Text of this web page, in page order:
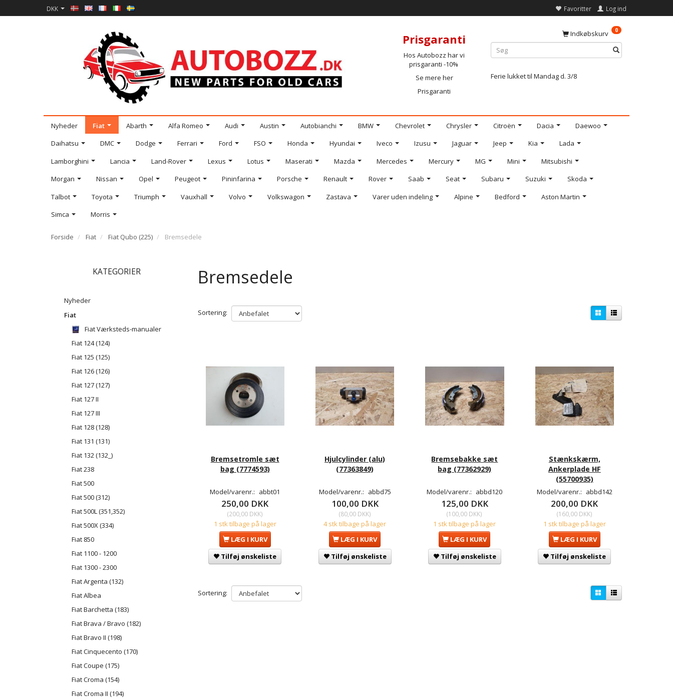
DKK Favoritter Log ind
Prisgaranti
Hos Autobozz har vi
prisgaranti -10%
Se mere her
Prisgaranti
Indkøbskurv 0
Ferie lukket til Mandag d. 3/8
Nyheder Fiat Abarth Alfa Romeo Audi Austin Autobianchi BMW Chevrolet Chrysler Citroën Dacia
Daewoo
Daihatsu
DMC Dodge Ferrari Ford FSO Honda Hyundai Iveco Izusu Jaguar Jeep Kia
Lada
Lamborghini
Lancia Land-Rover Lexus Lotus Maserati Mazda Mercedes Mercury MG Mini
Mitsubishi
Morgan
Nissan Opel Peugeot Pininfarina Porsche Renault Rover Saab Seat Subaru Suzuki
Skoda
Talbot
Toyota Triumph Vauxhall Volvo Volkswagon Zastava Varer uden indeling Alpine Bedford
Aston Martin
Simca
Morris
Forside Fiat Fiat Qubo (225) Bremsedele
KATEGORIER
Nyheder
Fiat
Fiat Værksteds-manualer
Fiat 124 (124)
Fiat 125 (125)
Fiat 126 (126)
Fiat 127 (127)
Fiat 127 II
Fiat 127 III
Fiat 128 (128)
Fiat 131 (131)
Fiat 132 (132_)
Fiat 238
Fiat 500
Fiat 500 (312)
Fiat 500L (351,352)
Fiat 500X (334)
Fiat 850
Fiat 1100 - 1200
Fiat 1300 - 2300
Fiat Argenta (132)
Fiat Albea
Fiat Barchetta (183)
Fiat Brava / Bravo (182)
Fiat Bravo II (198)
Fiat Cinquecento (170)
Fiat Coupe (175)
Fiat Croma (154)
Fiat Croma II (194)
Bremsedele
Sortering:
Bremsetromle sæt
bag (7774593)
Model/varenr.: abbt01
250,00 DKK
(200,00 DKK)
1 stk tilbage på lager
LÆG I KURV
Tilføj ønskeliste
Hjulcylinder (alu)
(77363849)
Model/varenr.: abbd75
100,00 DKK
(80,00 DKK)
4 stk tilbage på lager
LÆG I KURV
Tilføj ønskeliste
Bremsebakke sæt
bag (77362929)
Model/varenr.: abbd120
125,00 DKK
(100,00 DKK)
1 stk tilbage på lager
LÆG I KURV
Tilføj ønskeliste
Stænkskærm,
Ankerplade HF
(55700935)
Model/varenr.: abbd142
200,00 DKK
(160,00 DKK)
1 stk tilbage på lager
LÆG I KURV
Tilføj ønskeliste
Sortering: